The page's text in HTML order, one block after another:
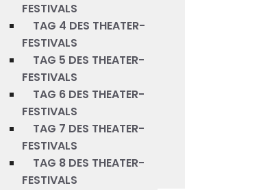
FESTIVALS
TAG 4 DES THEATER-
FESTIVALS
TAG 5 DES THEATER-
FESTIVALS
TAG 6 DES THEATER-
FESTIVALS
TAG 7 DES THEATER-
FESTIVALS
TAG 8 DES THEATER-
FESTIVALS